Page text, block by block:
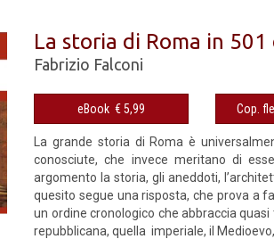
La storia di Roma in
Fabrizio Falconi
eBook € 5,99
La grande storia di Roma è
conosciute, che invece meritano di
argomento la storia, gli aneddoti,
quesito segue una risposta, che prova a
un ordine cronologico che abbraccia
repubblicana, quella imperiale, il